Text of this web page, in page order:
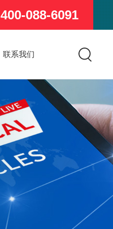
400-088-6091
联系我们